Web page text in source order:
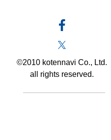
©2010 kotennavi Co., Ltd.
all rights reserved.